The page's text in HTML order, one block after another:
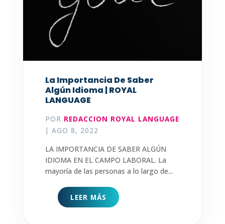
La Importancia De Saber
Algún Idioma | ROYAL
LANGUAGE
POR REDACCION ROYAL LANGUAGE
| AGO 8, 2022
LA IMPORTANCIA DE SABER ALGÚN
IDIOMA EN EL CAMPO LABORAL. La
mayoría de las personas a lo largo de...
LEER MÁS